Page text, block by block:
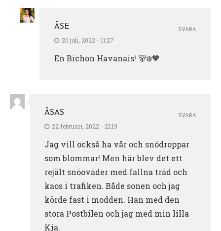
ÅSE
20 juli, 2022 - 11:27
En Bichon Havanais! 🐻‍❄️💙
SVARA
ÅSAS
22 februari, 2022 - 21:19
Jag vill också ha vår och snödroppar
som blommar! Men här blev det ett
rejält snöoväder med fallna träd och
kaos i trafiken. Både sonen och jag
körde fast i modden. Han med den
stora Postbilen och jag med min lilla
Kia.
SVARA